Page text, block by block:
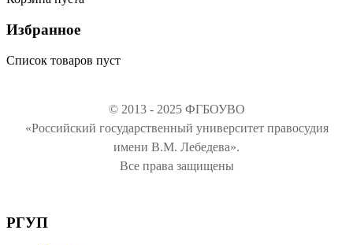
Избранное
Список товаров пуст
© 2013 - 2025 ФГБОУВО
«Российский государственный университет правосудия
имени В.М. Лебедева».
Все права защищены
РГУП